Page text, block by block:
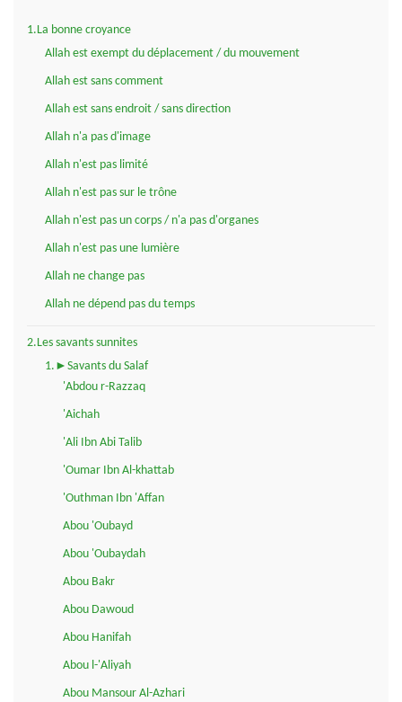
1.La bonne croyance
Allah est exempt du déplacement / du mouvement
Allah est sans comment
Allah est sans endroit / sans direction
Allah n'a pas d'image
Allah n'est pas limité
Allah n'est pas sur le trône
Allah n'est pas un corps / n'a pas d'organes
Allah n'est pas une lumière
Allah ne change pas
Allah ne dépend pas du temps
2.Les savants sunnites
1.►Savants du Salaf
'Abdou r-Razzaq
'Aichah
'Ali Ibn Abi Talib
'Oumar Ibn Al-khattab
'Outhman Ibn 'Affan
Abou 'Oubayd
Abou 'Oubaydah
Abou Bakr
Abou Dawoud
Abou Hanifah
Abou l-'Aliyah
Abou Mansour Al-Azhari